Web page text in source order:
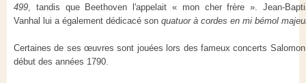
499, tandis que Beethoven l'appelait « mon cher frère ». Jean-
Vanhal lui a également dédicacé son quatuor à cordes en mi bémol
Certaines de ses œuvres sont jouées lors des fameux concerts
début des années 1790.